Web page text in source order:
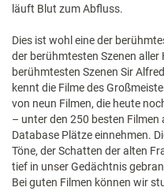
läuft Blut zum Abfluss.
Dies ist wohl eine der
der berühmtesten Szenen aller
berühmtesten Szenen Sir
kennt die Filme des
von neun Filmen, die heute
– unter den 250 besten
Database Plätze einnehmen.
Töne, der Schatten der alten
tief in unser Gedächtnis
Bei guten Filmen können wir